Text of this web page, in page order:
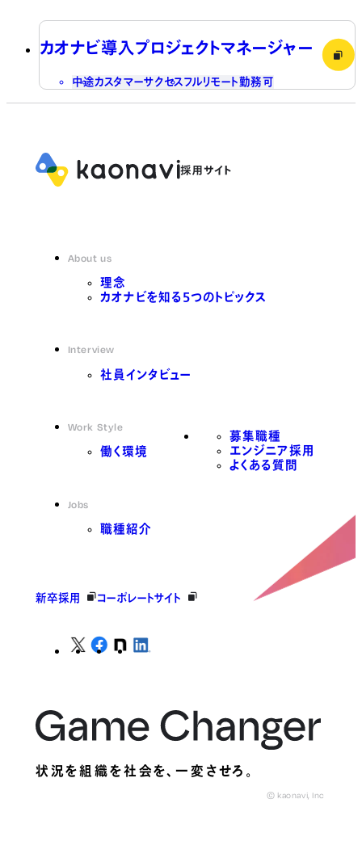
カオナビ導入プロジェクトマネージャー
中途カスタマーサクセスフルリモート勤務可
About us
理念
カオナビを知る5つのトピックス
Interview
社員インタビュー
Work Style
働く環境
Jobs
職種紹介
募集職種
エンジニア採用
よくある質問
新卒採用 コーポレートサイト
状況を組織を社会を、一変させろ。
© kaonavi, Inc